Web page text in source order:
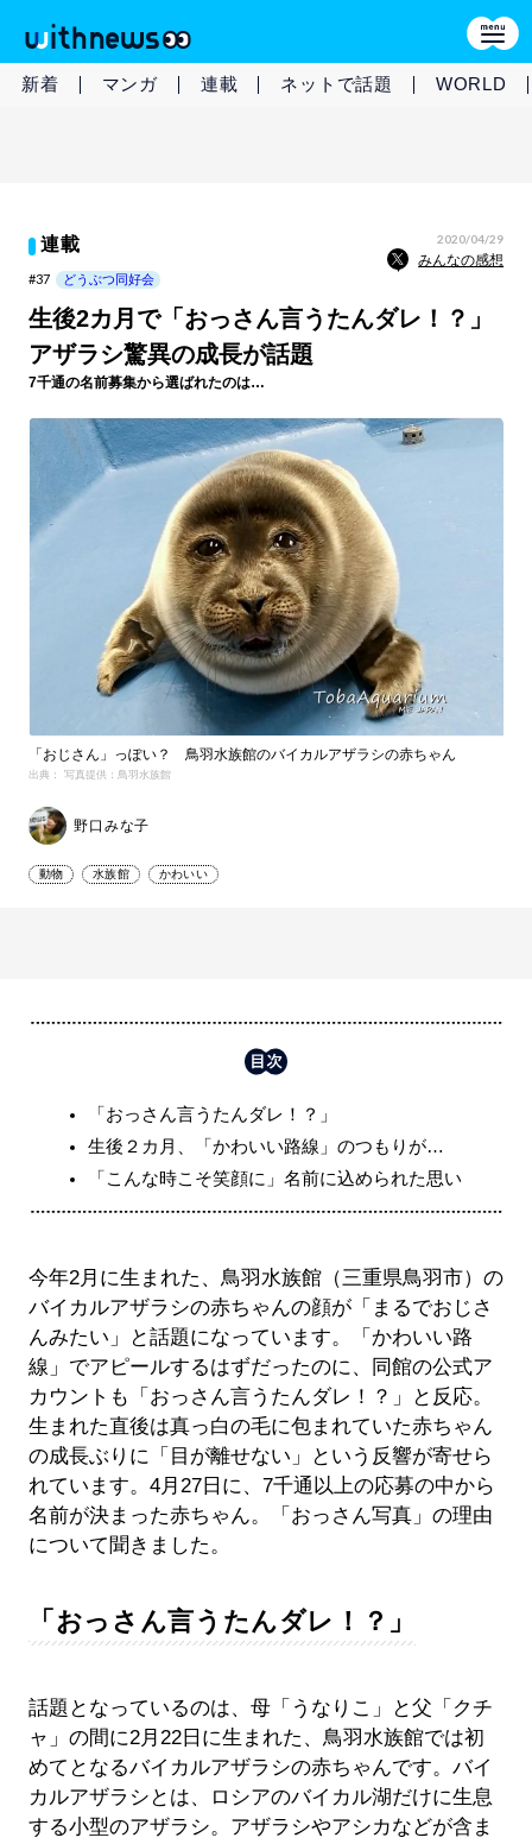
新着 マンガ 連載 ネットで話題 WORLD
連載 2020/04/29
みんなの感想
#37 どうぶつ同好会
生後2カ月で「おっさん言うたんダレ！？」
アザラシ驚異の成長が話題
7千通の名前募集から選ばれたのは…
「おじさん」っぽい？ 鳥羽水族館のバイカルアザラシの赤ちゃん
出典： 写真提供：鳥羽水族館
野口みな子
動物 水族館 かわいい
「おっさん言うたんダレ！？」
生後２カ月、「かわいい路線」のつもりが…
「こんな時こそ笑顔に」名前に込められた思い
今年2月に生まれた、鳥羽水族館（三重県鳥羽市）の
バイカルアザラシの赤ちゃんの顔が「まるでおじさ
んみたい」と話題になっています。「かわいい路
線」でアピールするはずだったのに、同館の公式ア
カウントも「おっさん言うたんダレ！？」と反応。
生まれた直後は真っ白の毛に包まれていた赤ちゃん
の成長ぶりに「目が離せない」という反響が寄せら
れています。4月27日に、7千通以上の応募の中から
名前が決まった赤ちゃん。「おっさん写真」の理由
について聞きました。
「おっさん言うたんダレ！？」
話題となっているのは、母「うなりこ」と父「クチ
ャ」の間に2月22日に生まれた、鳥羽水族館では初
めてとなるバイカルアザラシの赤ちゃんです。バイ
カルアザラシとは、ロシアのバイカル湖だけに生息
する小型のアザラシ。アザラシやアシカなどが含ま